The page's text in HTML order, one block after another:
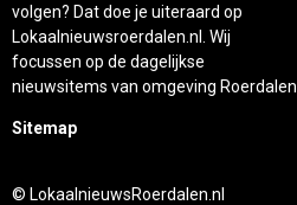
volgen? Dat doe je uiteraard op
Lokaalnieuwsroerdalen.nl. Wij
focussen op de dagelijkse
nieuwsitems van omgeving Roerdalen.
Sitemap
© LokaalnieuwsRoerdalen.nl